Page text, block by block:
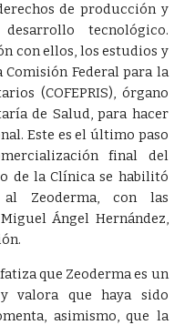
de producción y
tecnológico.
con ellos, los estudios y
Federal para la
(COFEPRIS), órgano
de Salud, para hacer
Este es el último paso
final del
de la Clínica se habilitó
Zeoderma, con las
Ángel Hernández,
que Zeoderma es un
valora que haya sido
asimismo, que la